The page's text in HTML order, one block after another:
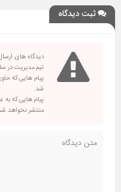
ثبت دیدگاه
دیدگاه های
تیم مدیریت در
پیام هایی که
شد.
پیام هایی که به
منتشر نخواهد